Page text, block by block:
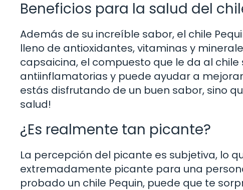
Beneficios para la salud del
Además de su increíble sabor, el chile
lleno de antioxidantes, vitaminas y
capsaicina, el compuesto que le da al
antiinflamatorias y puede ayudar a
estás disfrutando de un buen sabor, sino
salud!
¿Es realmente tan picante?
La percepción del picante es subjetiva, lo
extremadamente picante para una
probado un chile Pequin, puede que te